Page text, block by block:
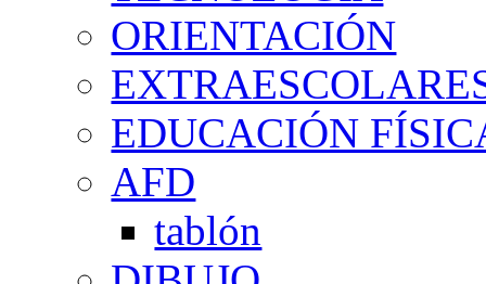
ORIENTACIÓN
EDUCACIÓN
AFD
tablón